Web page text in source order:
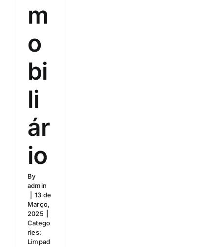
m
o
bi
li
ár
io
By
admin
13 de
Março,
2025
Catego
ries:
Limpad